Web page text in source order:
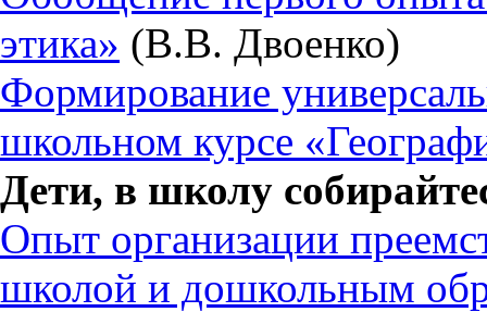
этика» (В.В. Двоенко)
Формирование
школьном курсе
Дети, в школу
Опыт организации
школой и дошкольным